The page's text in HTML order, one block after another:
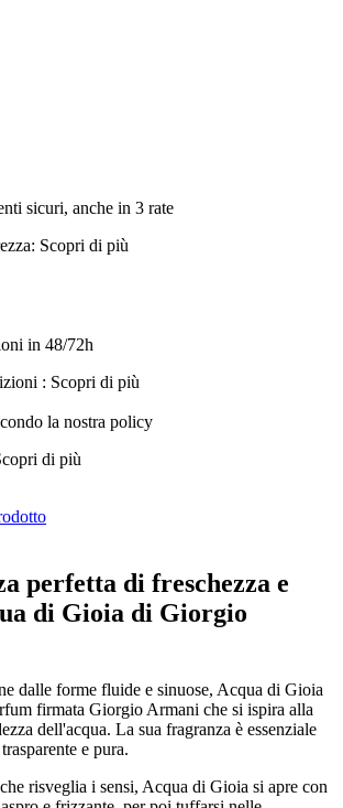
sicuri, anche in 3 rate
Scopri di più
in 48/72h
: Scopri di più
la nostra policy
di più
perfetta di freschezza e
di Gioia di Giorgio
dalle forme fluide e sinuose, Acqua di Gioia
firmata Giorgio Armani che si ispira alla
dell'acqua. La sua fragranza è essenziale
e pura.
risveglia i sensi, Acqua di Gioia si apre con